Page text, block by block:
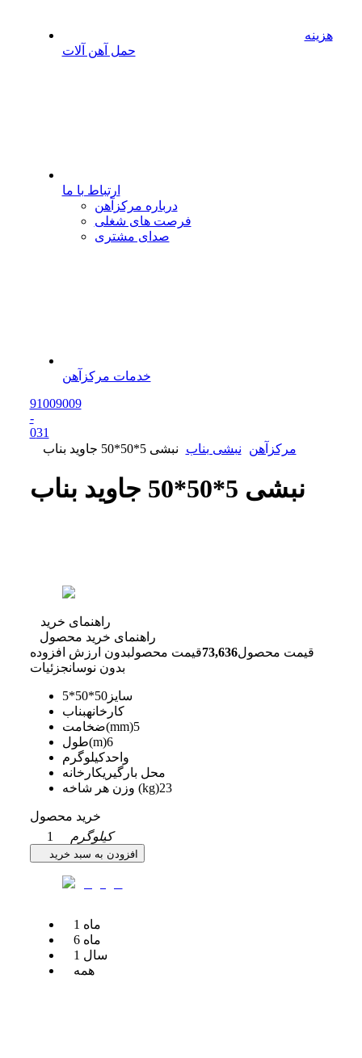
هزینه
حمل آهن آلات
ارتباط با ما
درباره مرکزآهن
فرصت های شغلی
صدای مشتری
خدمات مرکزآهن
91009009
-
031
مرکزآهن
نبشی بناب نبشی 5*50*50 جاوید بناب
نبشی 5*50*50 جاوید بناب
راهنمای خرید
راهنمای خرید محصول
قیمت محصول73,636قیمت محصولبدون ارزش افزوده
بدون نوسانجزئیات
سایز50*50*5
کارخانهبناب
ضخامت(mm)5
طول(m)6
واحدکیلوگرم
محل بارگیریکارخانه
وزن هر شاخه (kg)23
خرید محصول
1
کیلوگرم
افزودن به سبد خرید
1 ماه
6 ماه
1 سال
همه